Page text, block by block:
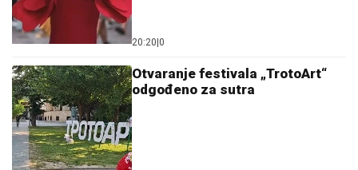
20:20 0
Otvaranje festivala „TrotoArt“
odgođeno za sutra